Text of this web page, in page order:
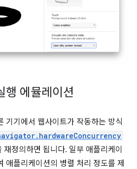
행 에뮬레이션
기기에서 웹사이트가 작동하는 방식
정의하면 됩니다. 일부 애플리케이
애플리케이션의 병렬 처리 정도를 제